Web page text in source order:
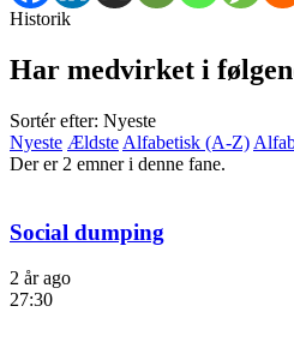
Historik
Har medvirket i
Sortér efter: Nyeste
Nyeste Ældste Alfabetisk (A-Z)
Der er 2 emner i denne fane.
Social dumping
2 år ago
27:30